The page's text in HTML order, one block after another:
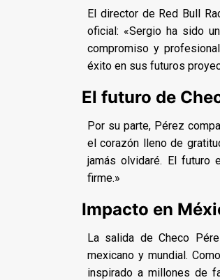
El director de Red Bull
oficial: «Sergio ha sido
compromiso y
éxito en sus futuros
El futuro de
Por su parte, Pérez
el corazón lleno de
jamás olvidaré. El futuro
firme.»
Impacto en
La salida de Checo
mexicano y mundial.
inspirado a millones de